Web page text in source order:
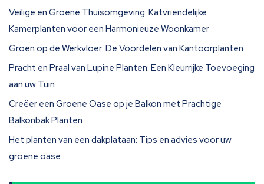
Veilige en Groene Thuisomgeving: Katvriendelijke
Kamerplanten voor een Harmonieuze Woonkamer
Groen op de Werkvloer: De Voordelen van Kantoorplanten
Pracht en Praal van Lupine Planten: Een Kleurrijke Toevoeging
aan uw Tuin
Creëer een Groene Oase op je Balkon met Prachtige
Balkonbak Planten
Het planten van een dakplataan: Tips en advies voor uw
groene oase